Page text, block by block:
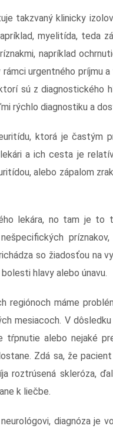
takzvaný klinicky
myelitída, teda
napríklad
urgentného príjmu
sú z diagnostického
rýchlo diagnostiku a
ktorá je častým
a ich cesta je
alebo zápalom
lekára, no tam je to
so žiadosťou na
hlavy alebo únavu.
regiónoch máme
mesiacoch. V
alebo nejaké
Zdá sa, že
roztrúsená skleróza,
k liečbe.
diagnóza je